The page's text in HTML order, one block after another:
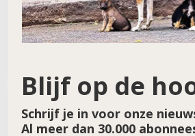
Blijf op de
Schrijf je in voor onze
Al meer dan 30.000